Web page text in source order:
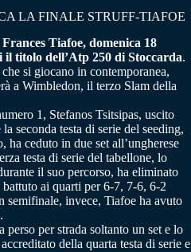
LA FINALE STRUFF-TIAFOE
Tiafoe, domenica 18
il titolo dell’Atp 250 di Stoccarda.
si giocano in contemporanea,
a Wimbledon, il terzo Slam della
1, Stefanos Tsitsipas, uscito
seconda testa di serie del seeding,
ceduto in due set all’ungherese
testa di serie del tabellone, lo
il suo percorso, ha eliminato
ai quarti per 6-7, 7-6, 6-2
semifinale, invece, Tiafoe ha avuto
per strada soltanto un set e lo
della quarta testa di serie e